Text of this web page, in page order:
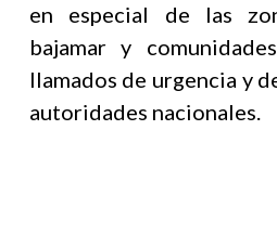
en especial de las
bajamar y
llamados de urgencia y
autoridades nacionales.